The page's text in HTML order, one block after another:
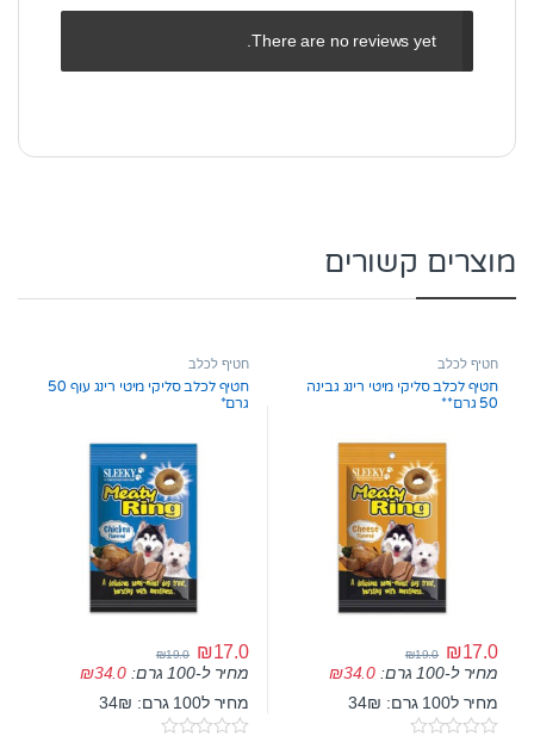
There are no reviews yet.
מוצרים קשורים
חטיף לכלב
חטיף לכלב סליקי מיטי רינג גבינה
50 גרם**
₪17.0
₪19.0
מחיר ל-100 גרם: ₪34.0
מחיר ל100 גרם: 34₪
חטיף לכלב
חטיף לכלב סליקי מיטי רינג עוף 50
גרם*
₪17.0
₪19.0
מחיר ל-100 גרם: ₪34.0
מחיר ל100 גרם: 34₪